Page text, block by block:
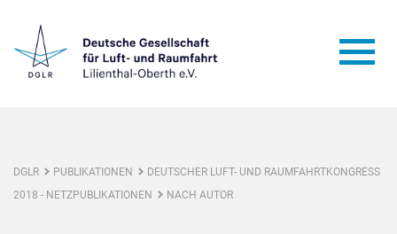
DGLR PUBLIKATIONEN
DEUTSCHER LUFT- UND RAUMFAHRTKONGRESS
2018 - NETZPUBLIKATIONEN
NACH AUTOR